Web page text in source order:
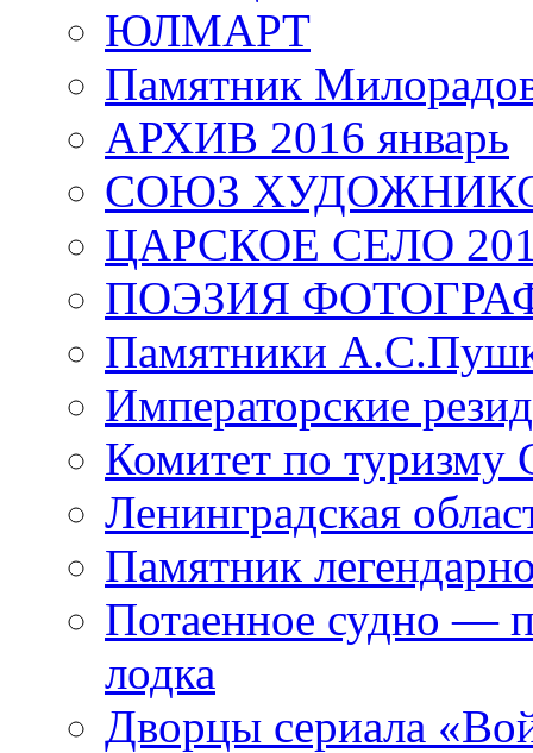
ЮЛМАРТ
Памятник
АРХИВ 2016 январь
СОЮЗ
ЦАРСКОЕ СЕЛО
ПОЭЗИЯ
Памятники
Императорские
Комитет по туризму
Ленинградская
Памятник
Потаенное судно —
лодка
Дворцы сериала